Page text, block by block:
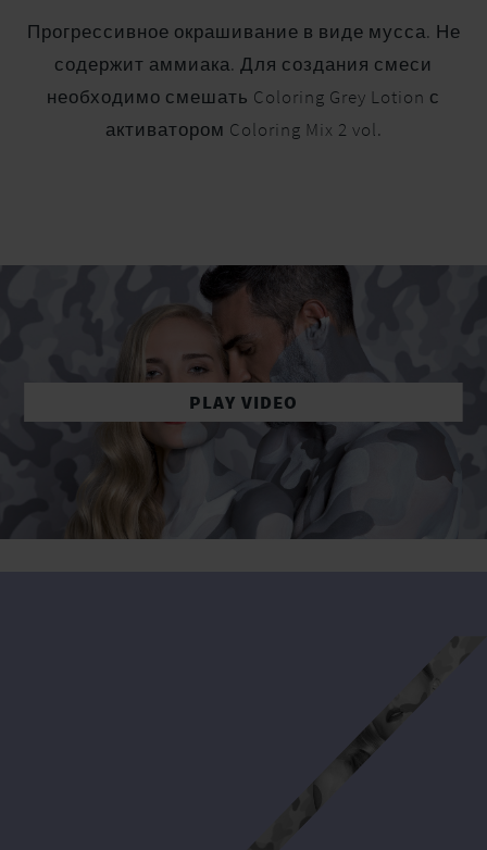
Прогрессивное окрашивание в виде мусса. Не
содержит аммиака. Для создания смеси
необходимо смешать Coloring Grey Lotion с
активатором Coloring Mix 2 vol.
PLAY VIDEO